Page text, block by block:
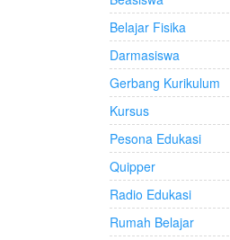
Belajar Fisika
Darmasiswa
Gerbang Kurikulum
Kursus
Pesona Edukasi
Quipper
Radio Edukasi
Rumah Belajar